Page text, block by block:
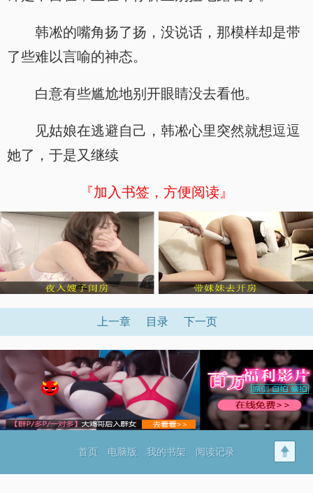
韩凇的嘴角扬了扬，没说话，那模样却是带
了些难以言喻的神态。
白意有些尴尬地别开眼睛没去看他。
见姑娘在逃避自己，韩凇心里突然就想逗逗
她了，于是又继续
『加入书签，方便阅读』
上一章 目录 下一页
首页 电脑版 我的书架 阅读记录